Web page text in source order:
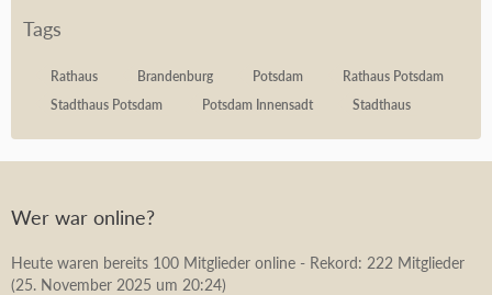
Tags
Rathaus Brandenburg Potsdam
Rathaus Potsdam
Stadthaus Potsdam
Potsdam Innensadt Stadthaus
Wer war online?
Heute waren bereits 100 Mitglieder online - Rekord: 222 Mitglieder
(25. November 2025 um 20:24)